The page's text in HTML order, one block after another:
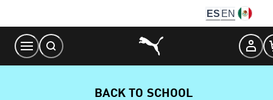
Content
ES EN
BACK TO SCHOOL